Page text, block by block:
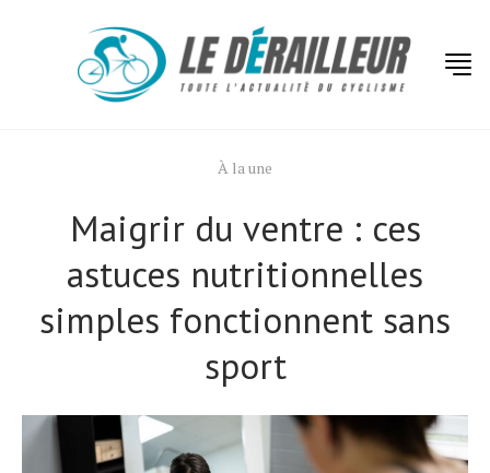
À la une
Maigrir du ventre : ces
astuces nutritionnelles
simples fonctionnent sans
sport